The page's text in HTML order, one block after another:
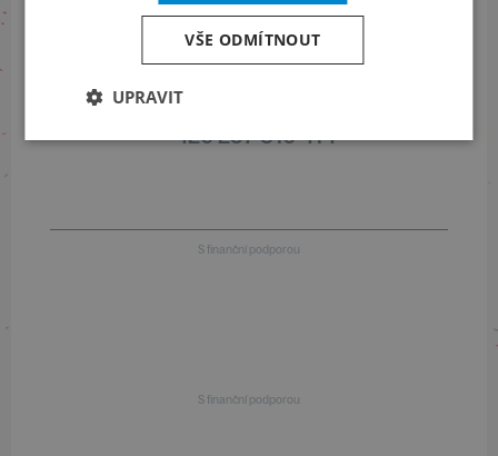
Informace o programu
+420 257 310 414
S finanční podporou
S finanční podporou
VŠE ODMÍTNOUT
UPRAVIT